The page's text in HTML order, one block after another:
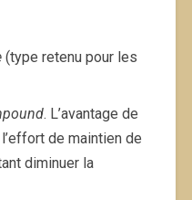
(type retenu pour les
. L’avantage de
de maintien de
diminuer la